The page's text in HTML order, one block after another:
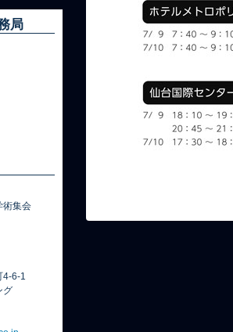
局
術集会
6-1
グ